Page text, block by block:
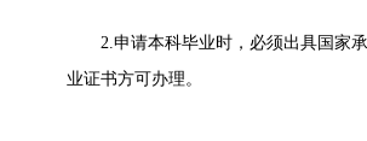
2.申请本科毕业时，必须出具国家承
业证书方可办理。